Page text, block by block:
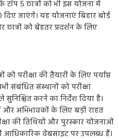
टॉप 5 छात्रों को भी इस योजना में
जाएंगे। यह योजनाएं बिहार बोर्ड
छात्रों को बेहतर प्रदर्शन के लिए
को परीक्षा की तैयारी के लिए पर्याप्त
संबंधित संस्थानों को परीक्षा
करने का निर्देश दिया है।
और अभिभावकों के लिए बड़ी राहत
की तिथियों और पुरस्कार योजनाओं
आधिकारिक वेबसाइट पर उपलब्ध हैं।